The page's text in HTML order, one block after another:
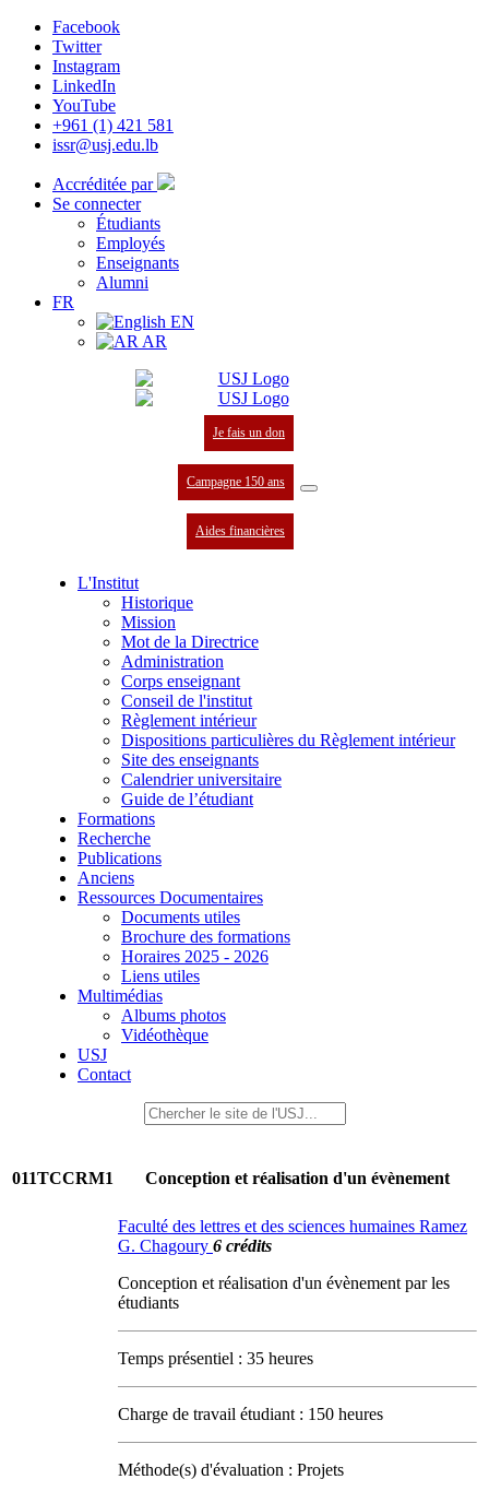
Facebook
Twitter
Instagram
LinkedIn
YouTube
+961 (1) 421 581
issr@usj.edu.lb
Accréditée par
Se connecter
Étudiants
Employés
Enseignants
Alumni
FR
EN
AR
Je fais un don
Campagne 150 ans
Aides financières
L'Institut
Historique
Mission
Mot de la Directrice
Administration
Corps enseignant
Conseil de l'institut
Règlement intérieur
Dispositions particulières du Règlement intérieur
Site des enseignants
Calendrier universitaire
Guide de l’étudiant
Formations
Recherche
Publications
Anciens
Ressources Documentaires
Documents utiles
Brochure des formations
Horaires 2025 - 2026
Liens utiles
Multimédias
Albums photos
Vidéothèque
USJ
Contact
011TCCRM1 Conception et réalisation d'un évènement
Faculté des lettres et des sciences humaines Ramez
G. Chagoury 6 crédits
Conception et réalisation d'un évènement par les
étudiants
Temps présentiel : 35 heures
Charge de travail étudiant : 150 heures
Méthode(s) d'évaluation : Projets